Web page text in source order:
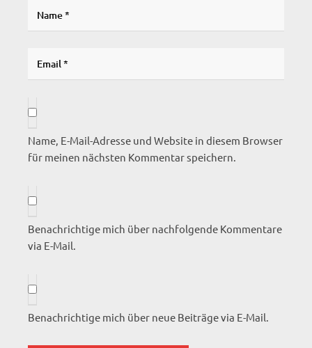
Name, E-Mail-Adresse und Website in diesem Browser
für meinen nächsten Kommentar speichern.
Benachrichtige mich über nachfolgende Kommentare
via E-Mail.
Benachrichtige mich über neue Beiträge via E-Mail.